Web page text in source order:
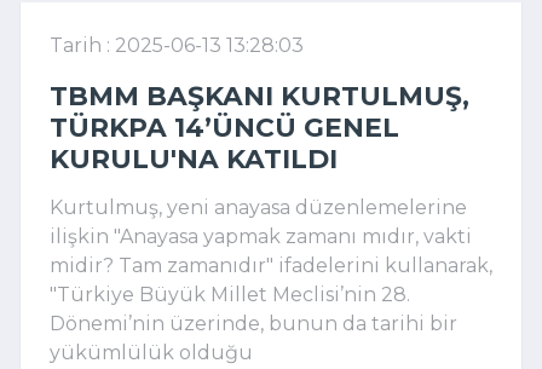
Tarih : 2025-06-13 13:28:03
TBMM BAŞKANI KURTULMUŞ,
TÜRKPA 14’ÜNCÜ GENEL
KURULU'NA KATILDI
Kurtulmuş, yeni anayasa düzenlemelerine
ilişkin "Anayasa yapmak zamanı mıdır, vakti
midir? Tam zamanıdır" ifadelerini kullanarak,
"Türkiye Büyük Millet Meclisi’nin 28.
Dönemi’nin üzerinde, bunun da tarihi bir
yükümlülük olduğu